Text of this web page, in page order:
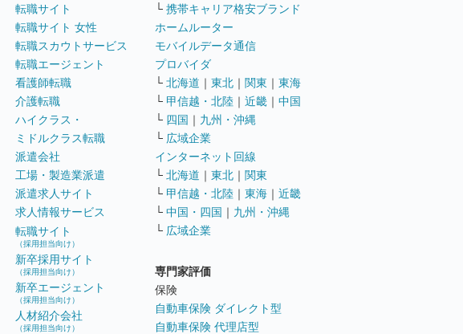
転職サイト
転職サイト 女性
転職スカウトサービス
転職エージェント
看護師転職
介護転職
ハイクラス・
ミドルクラス転職
派遣会社
工場・製造業派遣
派遣求人サイト
求人情報サービス
転職サイト
（採用担当向け）
新卒採用サイト
（採用担当向け）
新卒エージェント
（採用担当向け）
人材紹介会社
（採用担当向け）
└ 携帯キャリア格安ブランド
ホームルーター
モバイルデータ通信
プロバイダ
└ 北海道 ｜ 東北 ｜ 関東 ｜ 東海
└ 甲信越・北陸 ｜ 近畿 ｜ 中国
└ 四国 ｜ 九州・沖縄
└ 広域企業
インターネット回線
└ 北海道 ｜ 東北 ｜ 関東
└ 甲信越・北陸 ｜ 東海 ｜ 近畿
└ 中国・四国 ｜ 九州・沖縄
└ 広域企業
専門家評価
保険
自動車保険 ダイレクト型
自動車保険 代理店型